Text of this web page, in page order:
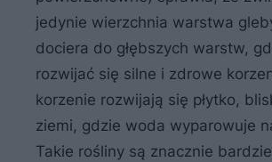
jedynie wierzchnia warstwa
dociera do głębszych warstw,
rozwijać się silne i zdrowe
korzenie rozwijają się płytko,
ziemi, gdzie woda wyparowuje
Takie rośliny są znacznie